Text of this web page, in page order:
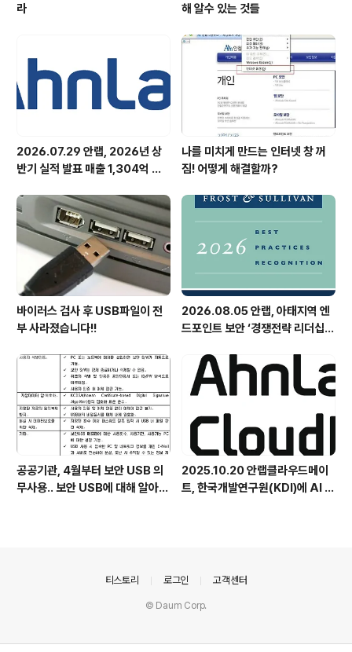
라
해 알수 있는 것들
2026.07.29 안랩, 2026년 상
반기 실적 발표 매출 1,304억 원,
나를 미치게 만드는 인터넷 창 꺼
짐! 어떻게 해결할까?
바이러스 검사 후 USB파일이 전
부 사라졌습니다!!
2026.08.05 안랩, 아태지역 엔
드포인트 보안 ‘경쟁전략 리더십’
공공기관, 4월부터 보안 USB 의
무사용.. 보안 USB에 대해 알아봅
2025.10.20 안랩클라우드메이
트, 한국개발연구원(KDI)에 AI 어
티스토리 로그인 고객센터
© Daum Corp.